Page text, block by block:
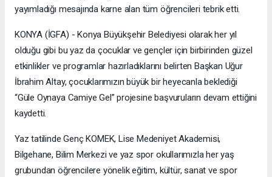
yayımladığı mesajında karne alan tüm öğrencileri tebrik etti.
KONYA (İGFA) - Konya Büyükşehir Belediyesi olarak her yıl
olduğu gibi bu yaz da çocuklar ve gençler için birbirinden güzel
etkinlikler ve programlar hazırladıklarını belirten Başkan Uğur
İbrahim Altay, çocuklarımızın büyük bir heyecanla beklediği
“Güle Oynaya Camiye Gel” projesine başvuruların devam ettiğini
kaydetti.
Yaz tatilinde Genç KOMEK, Lise Medeniyet Akademisi,
Bilgehane, Bilim Merkezi ve yaz spor okullarımızla her yaş
grubundan öğrencilere yönelik eğitim, kültür, sanat ve spor